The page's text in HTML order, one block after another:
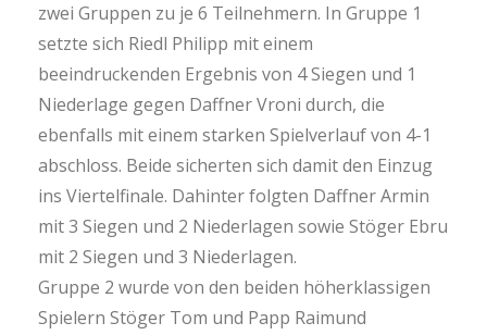
zwei Gruppen zu je 6 Teilnehmern. In Gruppe 1
setzte sich Riedl Philipp mit einem
beeindruckenden Ergebnis von 4 Siegen und 1
Niederlage gegen Daffner Vroni durch, die
ebenfalls mit einem starken Spielverlauf von 4-1
abschloss. Beide sicherten sich damit den Einzug
ins Viertelfinale. Dahinter folgten Daffner Armin
mit 3 Siegen und 2 Niederlagen sowie Stöger Ebru
mit 2 Siegen und 3 Niederlagen.
Gruppe 2 wurde von den beiden höherklassigen
Spielern Stöger Tom und Papp Raimund